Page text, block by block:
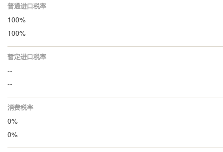
普通进口税率
100%
100%
暂定进口税率
--
--
消费税率
0%
0%